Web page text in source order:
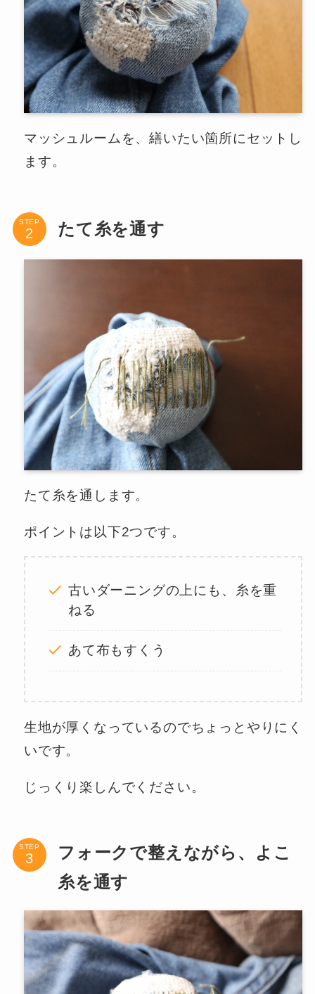
マッシュルームを、繕いたい箇所にセットし
ます。
STEP たて糸を通す
たて糸を通します。
ポイントは以下2つです。
古いダーニングの上にも、糸を重
ねる
あて布もすくう
生地が厚くなっているのでちょっとやりにく
いです。
じっくり楽しんでください。
STEP
フォークで整えながら、よこ
糸を通す